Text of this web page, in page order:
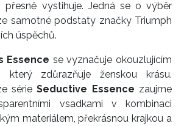
přesně vystihuje. Jedná se o výběr
samotné podstaty značky Triumph
úspěchů.
Essence se vyznačuje okouzlujícím
který zdůrazňuje ženskou krásu.
sérieSeductive Essence zaujme
vsadkami v kombinaci
materiálem, překrásnou krajkou a